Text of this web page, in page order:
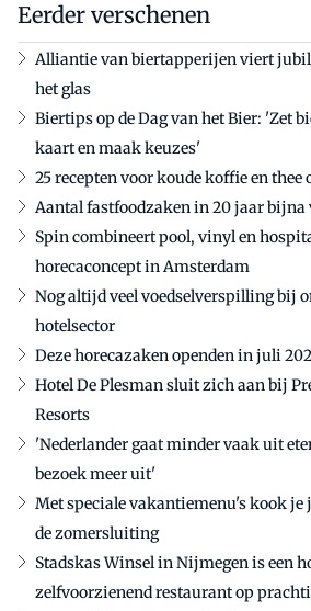
Eerder verschenen
Alliantie van biertapperijen viert
het glas
Biertips op de Dag van het Bier: 'Zet
kaart en maak keuzes'
25 recepten voor koude koffie en thee
Aantal fastfoodzaken in 20 jaar bijna
Spin combineert pool, vinyl en
horecaconcept in Amsterdam
Nog altijd veel voedselverspilling bij
hotelsector
Deze horecazaken openden in juli
Hotel De Plesman sluit zich aan bij
Resorts
'Nederlander gaat minder vaak uit
bezoek meer uit'
Met speciale vakantiemenu's kook je
de zomersluiting
Stadskas Winsel in Nijmegen is een
zelfvoorzienend restaurant op